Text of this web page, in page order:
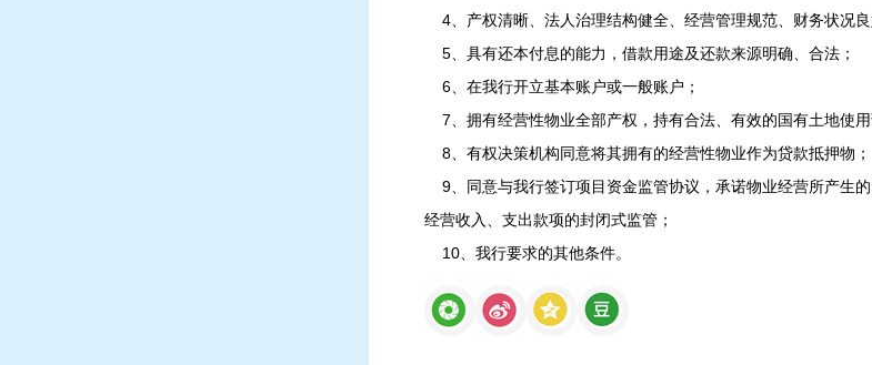
4、产权清晰、法人治理结构健全、经营管理规范、财务状况良
5、具有还本付息的能力，借款用途及还款来源明确、合法；
6、在我行开立基本账户或一般账户；
7、拥有经营性物业全部产权，持有合法、有效的国有土地使
8、有权决策机构同意将其拥有的经营性物业作为贷款抵押物；
9、同意与我行签订项目资金监管协议，承诺物业经营所产生
经营收入、支出款项的封闭式监管；
10、我行要求的其他条件。